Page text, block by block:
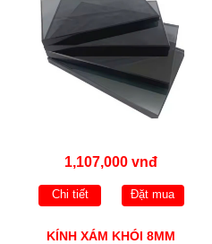
1,107,000 vnđ
Chi tiết Đặt mua
KÍNH XÁM KHÓI 8MM